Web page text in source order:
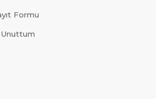
Formu